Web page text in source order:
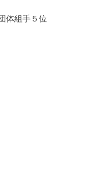
組手５位